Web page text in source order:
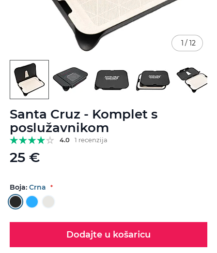
Santa Cruz - Komplet s
poslužavnikom
4.0 1 recenzija
25 €
Boja: Crna
Dodajte u košaricu
1 / 12
to
the
beginning
of
the
images